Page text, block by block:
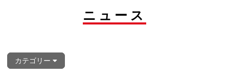
ニュース
カテゴリー